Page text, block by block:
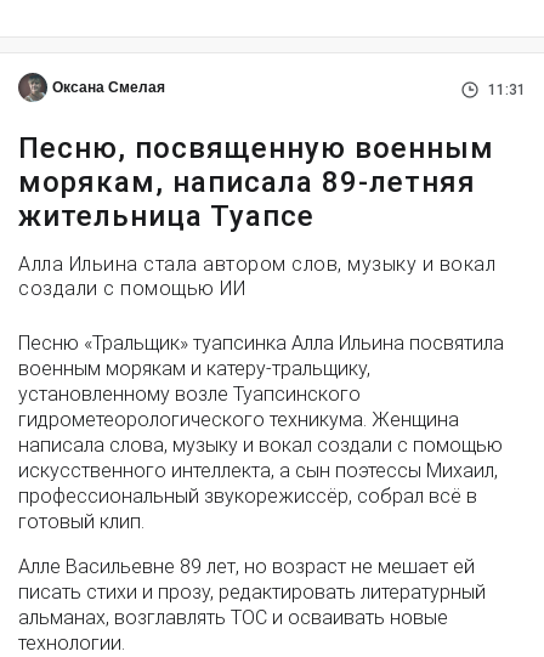
Оксана Смелая 11:31
Песню, посвященную военным
морякам, написала 89-летняя
жительница Туапсе
Алла Ильина стала автором слов, музыку и вокал
создали с помощью ИИ
Песню «Тральщик» туапсинка Алла Ильина посвятила
военным морякам и катеру-тральщику,
установленному возле Туапсинского
гидрометеорологического техникума. Женщина
написала слова, музыку и вокал создали с помощью
искусственного интеллекта, а сын поэтессы Михаил,
профессиональный звукорежиссёр, собрал всё в
готовый клип.
Алле Васильевне 89 лет, но возраст не мешает ей
писать стихи и прозу, редактировать литературный
альманах, возглавлять ТОС и осваивать новые
технологии.